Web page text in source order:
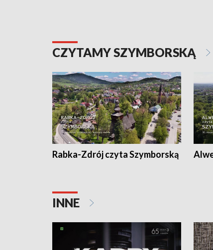
CZYTAMY SZYMBORSKĄ
Rabka-Zdrój czyta Szymborską
INNE